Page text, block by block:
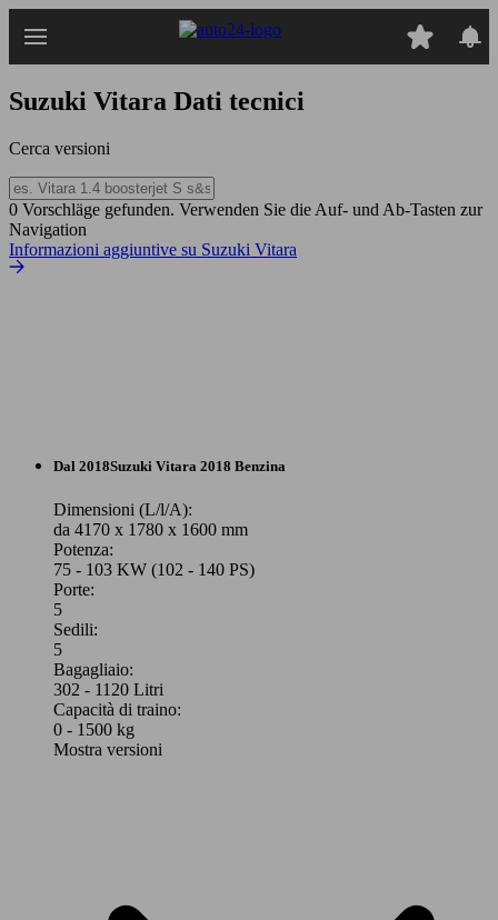
Suzuki Vitara Dati tecnici
Cerca versioni
0 Vorschläge gefunden. Verwenden Sie die Auf- und Ab-Tasten zur
Navigation
Informazioni aggiuntive su Suzuki Vitara
Dal 2018Suzuki Vitara 2018 Benzina
Dimensioni (L/l/A):
da 4170 x 1780 x 1600 mm
Potenza:
75 - 103 KW (102 - 140 PS)
Porte:
5
Sedili:
5
Bagagliaio:
302 - 1120 Litri
Capacità di traino:
0 - 1500 kg
Mostra versioni